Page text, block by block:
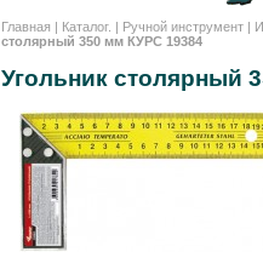
Главная | Каталог. | Ручной инструмент |
столярный 350 мм КУРС 19384
Угольник столярный